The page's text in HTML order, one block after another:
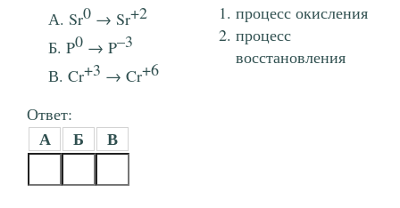
Sr0 → Sr+2
P0 → P–3
Cr+3 → Cr+6
процесс окисления
процесс
восстановления
Ответ:
А Б В